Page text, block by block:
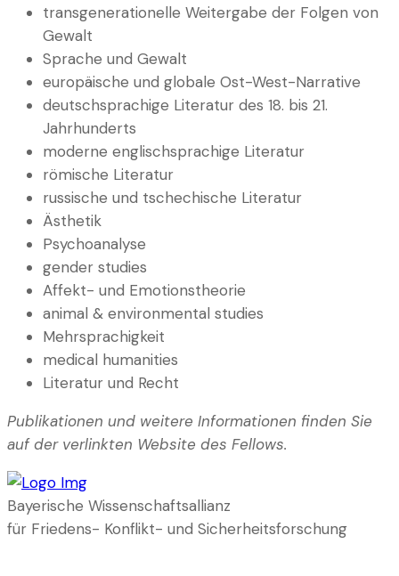
transgenerationelle Weitergabe der Folgen von
Gewalt
Sprache und Gewalt
europäische und globale Ost-West-Narrative
deutschsprachige Literatur des 18. bis 21.
Jahrhunderts
moderne englischsprachige Literatur
römische Literatur
russische und tschechische Literatur
Ästhetik
Psychoanalyse
gender studies
Affekt- und Emotionstheorie
animal & environmental studies
Mehrsprachigkeit
medical humanities
Literatur und Recht
Publikationen und weitere Informationen finden Sie
auf der verlinkten Website des Fellows.
Bayerische Wissenschaftsallianz
für Friedens- Konflikt- und Sicherheitsforschung